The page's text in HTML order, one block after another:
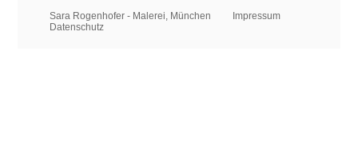
Sara Rogenhofer - Malerei, München Impressum
Datenschutz